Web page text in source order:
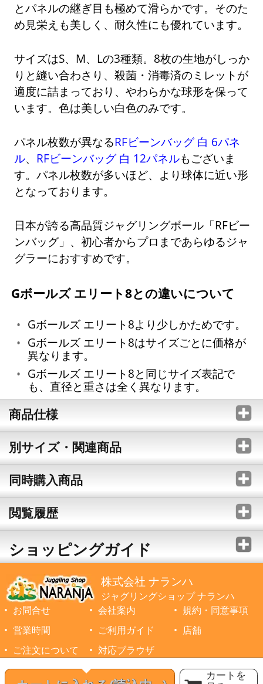
カートを
とパネルの継ぎ目も極めて滑らかです。そのた
め見栄えも美しく、耐久性にも優れています。
サイズはS、M、Lの3種類。8枚の生地がしっか
りと縫い合わさり、殺菌・消毒済のミレットが
適度に詰まっており、やわらかな球形を保って
います。色は美しい白色のみです。
パネル枚数が異なるRFビーンバッグ 白 6パネ
ル、 RFビーンバッグ 白 12パネルもございま
す。パネル枚数が多いほど、より球体に近い形
となっております。
日本が誇る高品質ジャグリングボール「RFビー
ンバッグ」、初心者からプロまであらゆるジャ
グラーにおすすめです。
Gボールズ エリート8との違いについて
Gボールズ エリート8より少しかためです。
Gボールズ エリート8はサイズごとに価格が
異なります。
Gボールズ エリート8と同じサイズ表記で
も、直径と重さは全く異なります。
商品仕様
別サイズ・関連商品
同時購入商品
閲覧履歴
ショッピングガイド
株式会社 ナランハ
ジャグリングショップ ナランハ
お問合せ
会社案内
規約・同意事項
営業時間
ご利用ガイド
店舗
ご注文について
対応ブラウザ
©1999-2026 NARANJA Inc. All Rights Reserved.